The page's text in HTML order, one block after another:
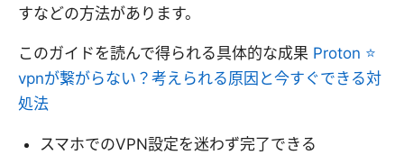
すなどの方法があります。
このガイドを読んで得られる具体的な成果 Proton ⭐
vpnが繋がらない？考えられる原因と今すぐできる対
処法
スマホでのVPN設定を迷わず完了できる